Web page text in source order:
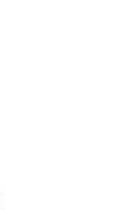
ORGANICO - 500ML